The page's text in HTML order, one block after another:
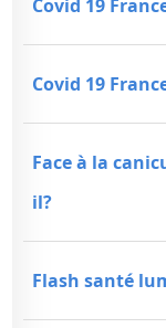
Covid 19
Covid 19
Face à la
il?
Flash santé